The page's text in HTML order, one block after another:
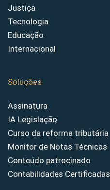
Justiça
Tecnologia
Educação
Internacional
Soluções
Assinatura
IA Legislação
Curso da reforma tributária
Monitor de Notas Técnicas
Conteúdo patrocinado
Contabilidades Certificadas